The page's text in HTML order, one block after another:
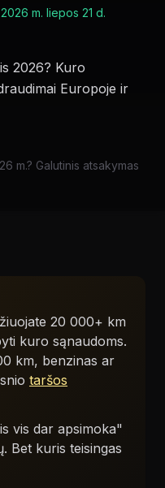
2026 m. liepos 21 d.
2026? Kuro
Europoje ir
m.? Galutinis atsakymas
20 000+ km
kuro sąnaudoms.
km, benzinas ar
taršos
vis dar apsimoka"
Bet kuris teisingas